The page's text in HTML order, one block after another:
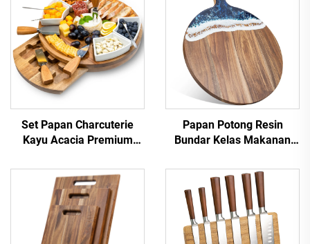
Set Papan Charcuterie
Kayu Acacia Premium
& Alat Keju
Papan Potong Resin
Bundar Kelas Makanan